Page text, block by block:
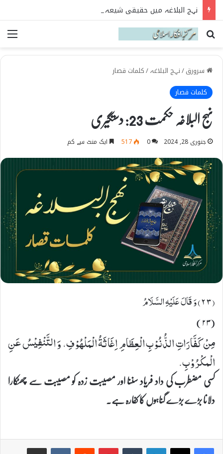
نہج البلاغہ میں حقیقی شیعہ کی پہچان
Search for
سرورق/نہج البلاغہ/کلمات قصار
کلمات قصار
نہج البلاغہ حکمت 23: دستگیری
جنوری 28, 2024 0
517 ایک منٹ سے کم
(٢٣) وَ قَالَ عَلَیْهِ السَّلَامُ
(۲۳)
مِنْ كَفَّارَاتِ الذُّنُوْبِ الْعِظَامِ اِغَاثَةُ الْمَلْهُوْفِ، وَ التَّنْفِیْسُ عَنِ
الْمكْرُوْبِ.
کسی مضطرب کی داد فریاد سننا اور مصیبت زدہ کو مصیبت سے چھٹکارا
دلانا بڑے بڑے گناہوں کا کفارہ ہے۔